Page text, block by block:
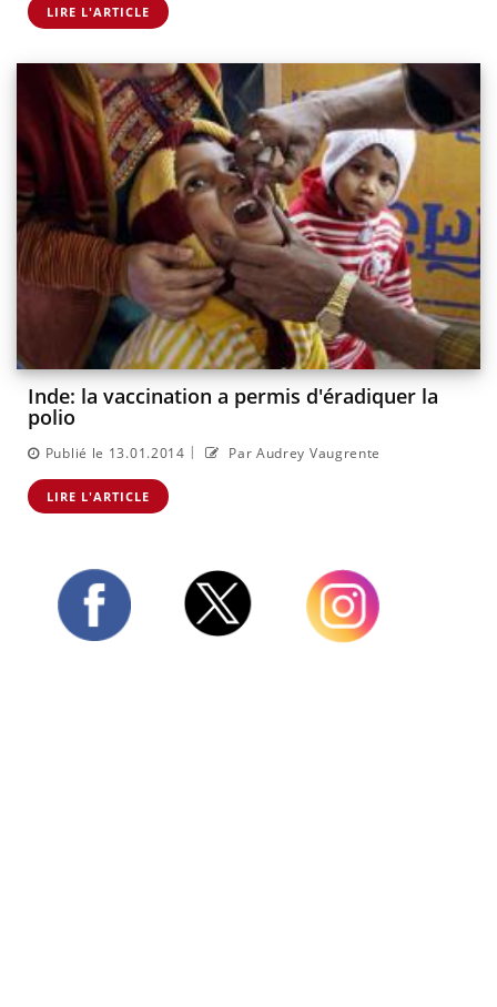
LIRE L'ARTICLE
Inde: la vaccination a permis d'éradiquer la
polio
Publié le 13.01.2014 | Par Audrey Vaugrente
LIRE L'ARTICLE